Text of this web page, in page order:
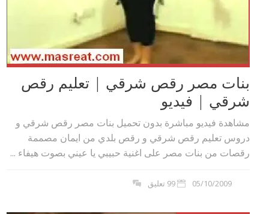
بنات مصر رقص شرقي | تعليم رقص
شرقي | فيديو
مشاهدة فيديو مباشرة بدون تحميل بنات مصر رقص شرقي و
دروس تعليم رقص شرقي و رقص بلدي من ايمان مصممة
رقصات من بنات مصر على اغنية حبيبي يا عيني بصوت هيفاء ...
05/10/2009 99 تعليق